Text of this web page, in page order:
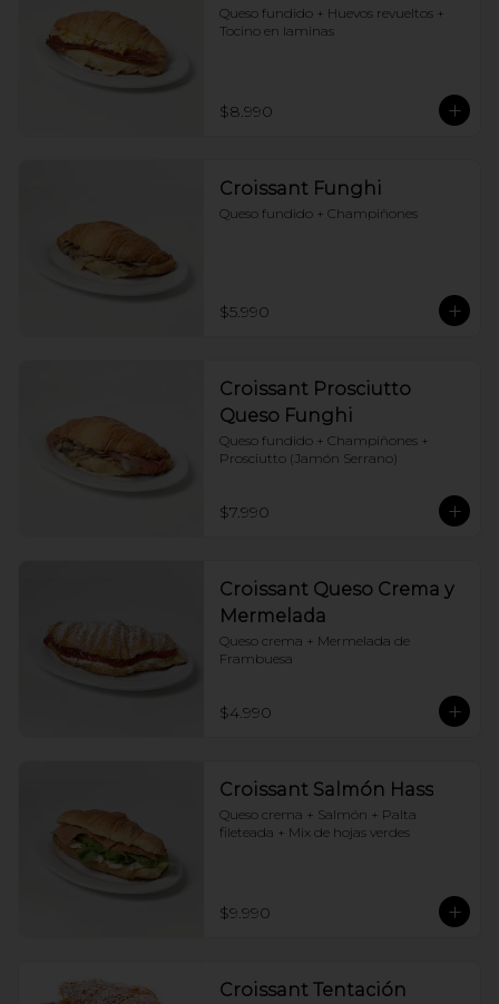
Queso fundido + Huevos revueltos +
Tocino en laminas
$8.990
Croissant Funghi
Queso fundido + Champiñones
$5.990
Croissant Prosciutto
Queso Funghi
Queso fundido + Champiñones +
Prosciutto (Jamón Serrano)
$7.990
Croissant Queso Crema y
Mermelada
Queso crema + Mermelada de
Frambuesa
$4.990
Croissant Salmón Hass
Queso crema + Salmón + Palta
fileteada + Mix de hojas verdes
$9.990
Croissant Tentación